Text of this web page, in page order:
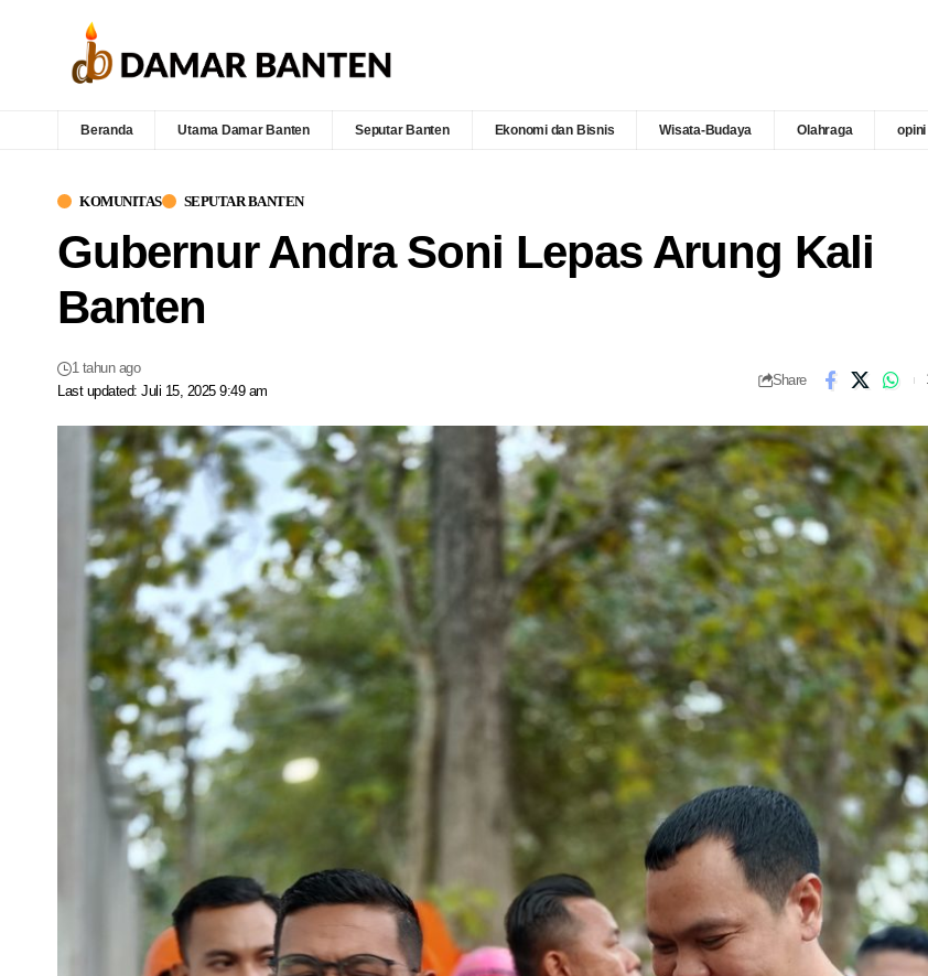
Beranda Utama Damar Banten Seputar Banten Ekonomi dan Bisnis Wisata-Budaya Olahraga opini
KOMUNITAS SEPUTAR BANTEN
Gubernur Andra Soni Lepas Arung Kali
Banten
Last updated: Juli 15, 2025 9:49 am
1 tahun ago
Share